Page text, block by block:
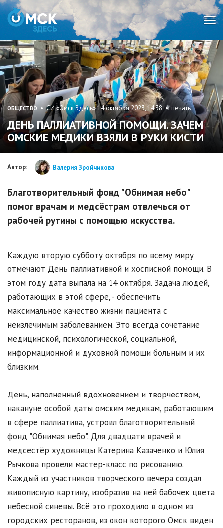
ОБЩЕСТВО• СИ «Омск Здесь» 14 октября 2023, 14:38 •печать
ДЕНЬ ПАЛЛИАТИВНОЙ ПОМОЩИ. ЗАЧЕМ
ОМСКИЕ МЕДИКИ ВЗЯЛИ В РУКИ КИСТИ
Автор: Валерия Зройчикова
Благотворительный фонд "Обнимая небо"
помог врачам и медсёстрам отвлечься от
рабочей рутины с помощью искусства.
Каждую вторую субботу октября по всему миру
отмечают День паллиативной и хосписной помощи. В
этом году дата выпала на 14 октября. Задача людей,
работающих в этой сфере, - обеспечить
максимальное качество жизни пациента с
неизлечимым заболеванием. Это всегда сочетание
медицинской, психологической, социальной,
информационной и духовной помощи больным и их
близким.
День, наполненный вдохновением и творчеством,
накануне особой даты омским медикам, работающим
в сфере паллиатива, устроил благотворительный
фонд "Обнимая небо". Для двадцати врачей и
медсестёр художницы Катерина Казаченко и Юлия
Рычкова провели мастер-класс по рисованию.
Каждый из участников творческого вечера создал
живописную картину, изобразив на ней бабочек цвета
небесной синевы. Всё это проходило в одном из
городских ресторанов, из окон которого Омск виден